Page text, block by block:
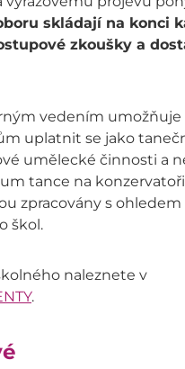
skládají na konci
zkoušky a
vedením umožňuje
uplatnit se jako
umělecké činnosti a
tance na
zpracovány s ohledem
škol.
naleznete v
.